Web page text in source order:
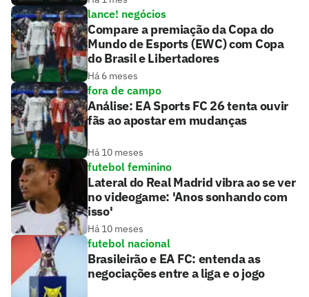
lance! negócios
Compare a premiação da Copa do
Mundo de Esports (EWC) com Copa
do Brasil e Libertadores
Há 6 meses
fora de campo
Análise: EA Sports FC 26 tenta ouvir
fãs ao apostar em mudanças
Há 10 meses
futebol feminino
Lateral do Real Madrid vibra ao se ver
no videogame: 'Anos sonhando com
isso'
Há 10 meses
futebol nacional
Brasileirão e EA FC: entenda as
negociações entre a liga e o jogo